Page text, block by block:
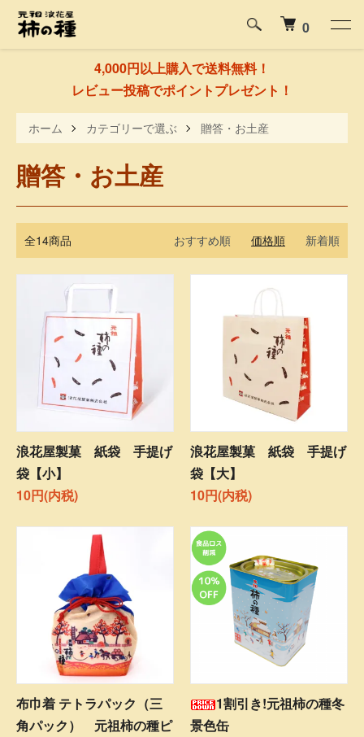
4,000円以上購入で送料無料！
レビュー投稿でポイントプレゼント！
0
ホーム カテゴリーで選ぶ 贈答・お土産
贈答・お土産
全14商品 おすすめ順 価格順 新着順
浪花屋製菓 紙袋 手提げ
袋【小】
10円(内税)
浪花屋製菓 紙袋 手提げ
袋【大】
10円(内税)
布巾着 テトラパック（三
角パック） 元祖柿の種ピ
1割引き!元祖柿の種冬
景色缶